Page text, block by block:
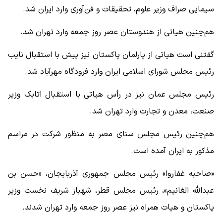
سیمایی صراف وزیر علوم، تحقیقات و فن‌آوری وارد ایران شد.
هم‌چنین هیاتی از هندوستان عصر روز جمعه وارد تهران شد.
گفتنی است هیاتی از پارلمان پاکستان نیز پیش با استقبال نایب‌
رئیس مجلس شورای اسلامی ایران وارد فرودگاه مهرآباد شد.
رئیس مجلس عمان نیز در رأس هیاتی با استقبال اتابک وزیر
صنعت، معدن و تجارت وارد تهران شد.
هم‌چنین رئیس مجلس سنای مصر به منظور شرکت در مراسم
مذکور به ایران آمده است.
«صاحبه غفاروا» رئیس مجلس جمهوری آذربایجان، «حسن بن
عبدالله الغانیم»، رئیس مجلس قطر، شهباز شریف نخست وزیر
پاکستان و هیات همراه نیز عصر روز جمعه وارد تهران شدند.